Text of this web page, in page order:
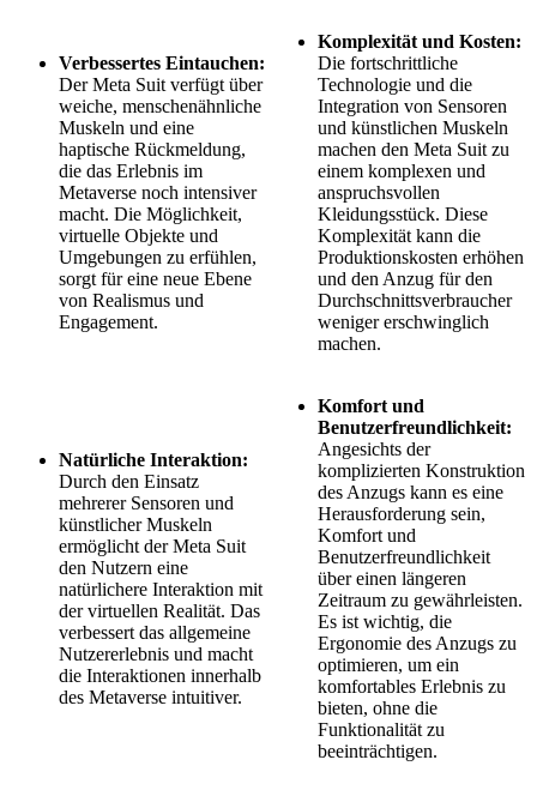
Verbessertes Eintauchen:
Der Meta Suit verfügt über
weiche, menschenähnliche
Muskeln und eine
haptische Rückmeldung,
die das Erlebnis im
Metaverse noch intensiver
macht. Die Möglichkeit,
virtuelle Objekte und
Umgebungen zu erfühlen,
sorgt für eine neue Ebene
von Realismus und
Engagement.
Komplexität und Kosten:
Die fortschrittliche
Technologie und die
Integration von Sensoren
und künstlichen Muskeln
machen den Meta Suit zu
einem komplexen und
anspruchsvollen
Kleidungsstück. Diese
Komplexität kann die
Produktionskosten erhöhen
und den Anzug für den
Durchschnittsverbraucher
weniger erschwinglich
machen.
Natürliche Interaktion:
Durch den Einsatz
mehrerer Sensoren und
künstlicher Muskeln
ermöglicht der Meta Suit
den Nutzern eine
natürlichere Interaktion mit
der virtuellen Realität. Das
verbessert das allgemeine
Nutzererlebnis und macht
die Interaktionen innerhalb
des Metaverse intuitiver.
Komfort und
Benutzerfreundlichkeit:
Angesichts der
komplizierten Konstruktion
des Anzugs kann es eine
Herausforderung sein,
Komfort und
Benutzerfreundlichkeit
über einen längeren
Zeitraum zu gewährleisten.
Es ist wichtig, die
Ergonomie des Anzugs zu
optimieren, um ein
komfortables Erlebnis zu
bieten, ohne die
Funktionalität zu
beeinträchtigen.